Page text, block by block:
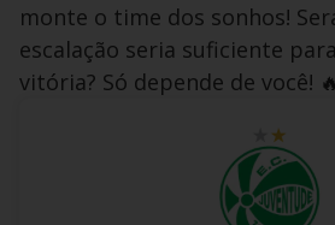
monte o time dos sonhos!
escalação seria suficiente
vitória? Só depende de você!